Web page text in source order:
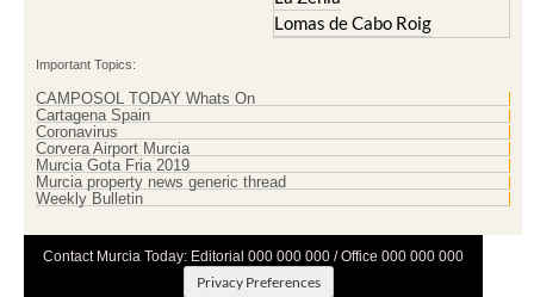
Lomas de Cabo Roig
Important Topics:
CAMPOSOL TODAY Whats On
Cartagena Spain
Coronavirus
Corvera Airport Murcia
Murcia Gota Fria 2019
Murcia property news generic thread
Weekly Bulletin
Contact Murcia Today: Editorial 000 000 000 / Office 000 000 000
Privacy Preferences